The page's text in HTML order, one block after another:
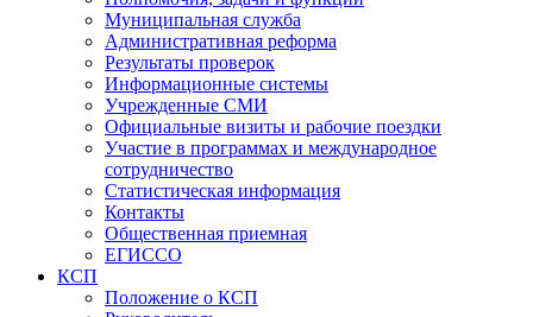
Муниципальная служба
Административная реформа
Результаты проверок
Информационные системы
Учрежденные СМИ
Официальные визиты и рабочие поездки
Участие в программах и международное
сотрудничество
Статистическая информация
Контакты
Общественная приемная
ЕГИССО
КСП
Положение о КСП